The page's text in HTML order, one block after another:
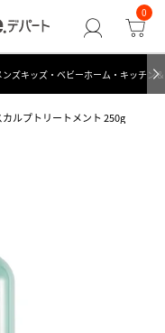
0
ンズキッズ・ベビーホーム・キッチン
カルプトリートメント 250g